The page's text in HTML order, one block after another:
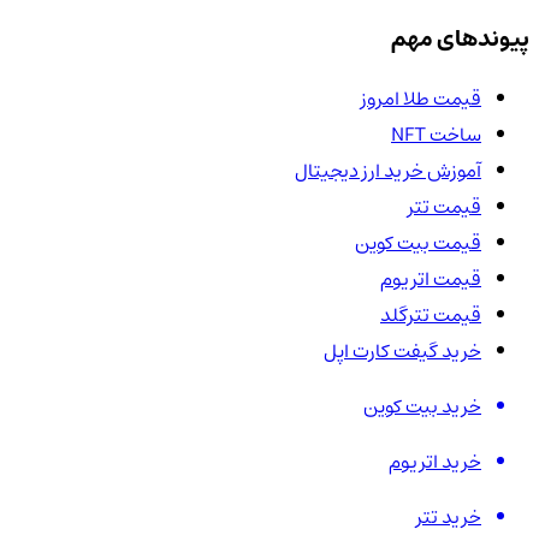
پیوندهای مهم
قیمت طلا امروز
ساخت NFT
آموزش خرید ارز دیجیتال
قیمت تتر
قیمت بیت کوین
قیمت اتریوم
قیمت تترگلد
خرید گیفت کارت اپل
خرید بیت کوین
خرید اتریوم
خرید تتر